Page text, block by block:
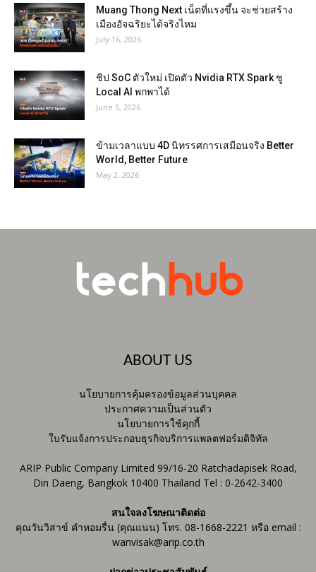
Muang Thong Next เน็ตที่แรงขึ้น จะช่วยสร้าง
เมืองอัจฉริยะได้จริงไหม
July 16, 2026
ชิป SoC ตัวใหม่ เปิดตัว Nvidia RTX Spark ชู
Local AI พกพาได้
June 5, 2026
ข้ามเวลาแบบ 4D นิทรรศการเสมือนจริง Better
World, Better Future
May 2, 2026
ABOUT US
นโยบายการคุ้มครองข้อมูลส่วนบุคคล
ประกาศความเป็นส่วนตัว
นโยบายการใช้คุกกี้
ใบรับแจ้งการประกอบธุรกิจบริการแพลตฟอร์มดิจิทัล
ARIP Public Company Limited 99/16-20 Ratchadapisek Road,
Din Daeng, Bangkok 10400 Thailand Tel : 0-2642-3400
สนใจลงโฆษณาติดต่อ
คุณวันวิสาข์ คำหอมรื่น (คุณแนน) โทร. 08-1668-2221 หรือ email :
wanvisak@arip.co.th